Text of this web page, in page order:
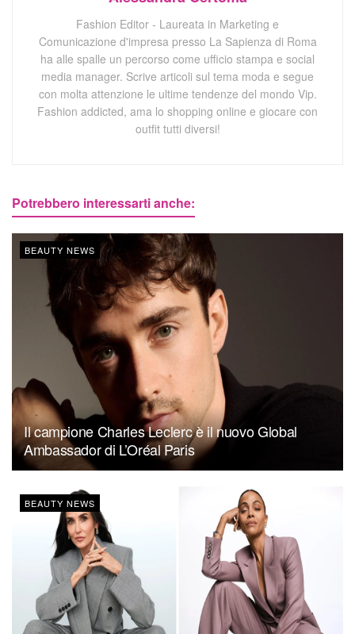
Fashion Editor - Laureata in Marketing e
Comunicazione d'impresa presso La Sapienza di Roma
ha alle spalle un percorso come ufficio stampa e social
media manager. Scrive articoli sul tema moda e segue
con molta attenzione le ultime tendenze del mondo Vip.
Fashion addicted, ama lo shopping online e giocare con
outfit tutti diversi!
Potrebbero interessarti anche:
BEAUTY NEWS
Il campione Charles Leclerc è il nuovo Global
Ambassador di L’Oréal Paris
BEAUTY NEWS